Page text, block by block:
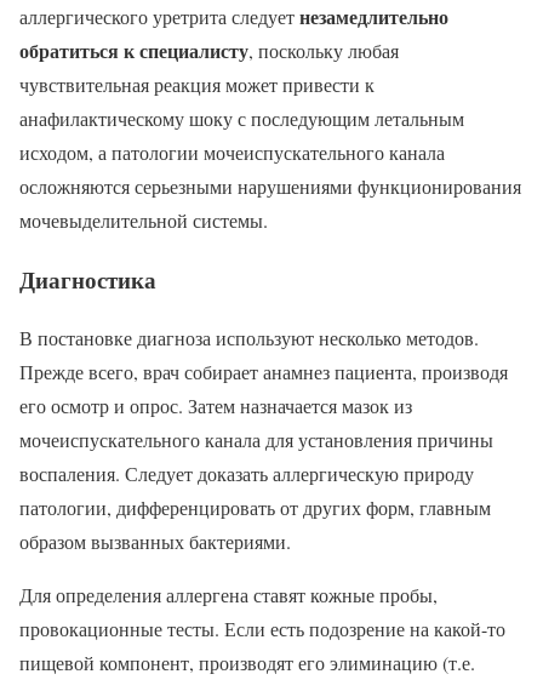
аллергического уретрита следуетнезамедлительно
обратиться к специалисту, поскольку любая
чувствительная реакция может привести к
анафилактическому шоку с последующим летальным
исходом, а патологии мочеиспускательного канала
осложняются серьезными нарушениями функционирования
мочевыделительной системы.
Диагностика
В постановке диагноза используют несколько методов.
Прежде всего, врач собирает анамнез пациента, производя
его осмотр и опрос. Затем назначается мазок из
мочеиспускательного канала для установления причины
воспаления. Следует доказать аллергическую природу
патологии, дифференцировать от других форм, главным
образом вызванных бактериями.
Для определения аллергена ставят кожные пробы,
провокационные тесты. Если есть подозрение на какой-то
пищевой компонент, производят его элиминацию (т.е.